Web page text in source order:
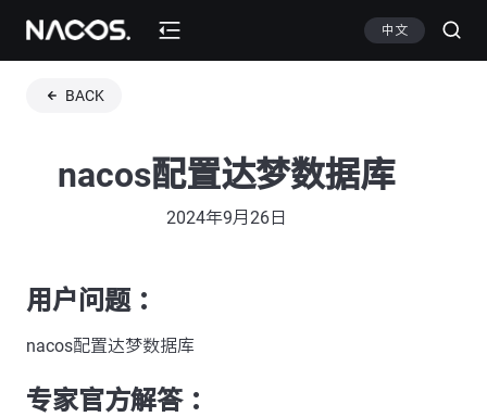
中文
BACK
nacos配置达梦数据库
2024年9月26日
用户问题 ：
nacos配置达梦数据库
专家官方解答 ：